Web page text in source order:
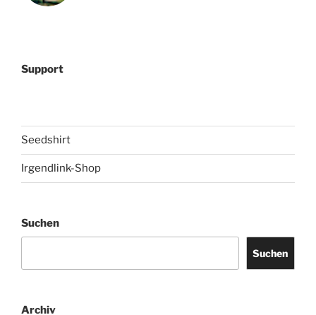
Support
Seedshirt
Irgendlink-Shop
Suchen
Suchen
Archiv